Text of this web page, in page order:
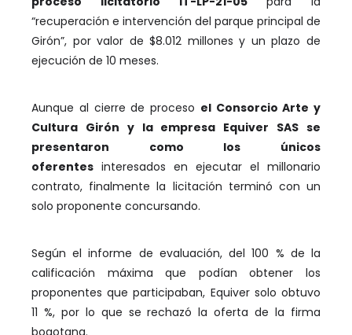
“recuperación e intervención del parque principal de
Girón”, por valor de $8.012 millones y un plazo de
ejecución de 10 meses.
Aunque al cierre de proceso el Consorcio Arte y
Cultura Girón y la empresa Equiver SAS se
presentaron como los únicos
oferentes interesados en ejecutar el millonario
contrato, finalmente la licitación terminó con un
solo proponente concursando.
Según el informe de evaluación, del 100 % de la
calificación máxima que podían obtener los
proponentes que participaban, Equiver solo obtuvo
11 %, por lo que se rechazó la oferta de la firma
bogotana.